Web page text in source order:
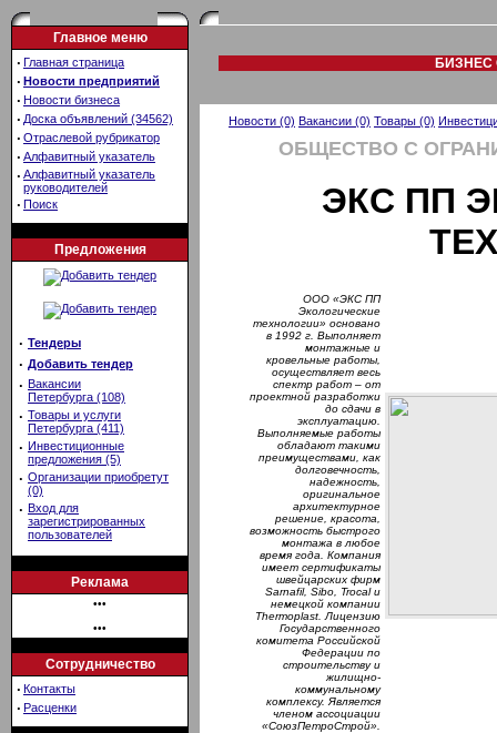
Главное меню
· Главная страница
· Новости предприятий
· Новости бизнеса
· Доска объявлений (34562)
· Отраслевой рубрикатор
· Алфавитный указатель
· Алфавитный указатель
руководителей
· Поиск
Предложения
· Тендеры
· Добавить тендер
· Вакансии
Петербурга (108)
· Товары и услуги
Петербурга (411)
· Инвестиционные
предложения (5)
· Организации приобретут
(0)
· Вход для
зарегистрированных
пользователей
Реклама
•••
•••
Сотрудничество
· Контакты
· Расценки
БИЗНЕС
Новости (0) Вакансии (0) Товары (0)
ОБЩЕСТВО С
ЭКС ПП
ООО «ЭКС ПП
Экологические
технологии» основано
в 1992 г. Выполняет
монтажные и
кровельные работы,
осуществляет весь
спектр работ – от
проектной разработки
до сдачи в
эксплуатацию.
Выполняемые работы
обладают такими
преимуществами, как
долговечность,
надежность,
оригинальное
архитектурное
решение, красота,
возможность быстрого
монтажа в любое
время года. Компания
имеет сертификаты
швейцарских фирм
Sarnafil, Sibo, Trocal и
немецкой компании
Thermoplast. Лицензию
Государственного
комитета Российской
Федерации по
строительству и
жилищно-
коммунальному
комплексу. Является
членом ассоциации
«СоюзПетроСтрой».